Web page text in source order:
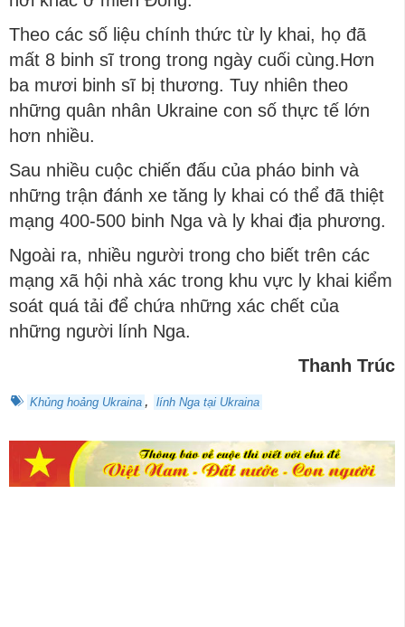
Theo các số liệu chính thức từ ly khai, họ đã
mất 8 binh sĩ trong trong ngày cuối cùng.Hơn
ba mươi binh sĩ bị thương. Tuy nhiên theo
những quân nhân Ukraine con số thực tế lớn
hơn nhiều.
Sau nhiều cuộc chiến đấu của pháo binh và
những trận đánh xe tăng ly khai có thể đã thiệt
mạng 400-500 binh Nga và ly khai địa phương.
Ngoài ra, nhiều người trong cho biết trên các
mạng xã hội nhà xác trong khu vực ly khai kiểm
soát quá tải để chứa những xác chết của
những người lính Nga.
Thanh Trúc
Khủng hoảng Ukraina , lính Nga tại Ukraina